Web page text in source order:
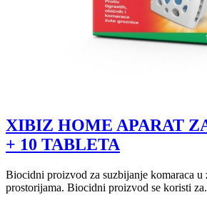
XIBIZ HOME APARAT
+ 10 TABLETA
Biocidni proizvod za suzbijanje komaraca u
prostorijama. Biocidni proizvod se koristi